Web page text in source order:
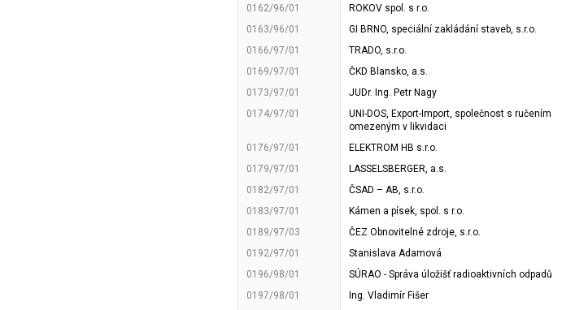
0162/96/01
ROKOV spol. s r.o.
0163/96/01
GI BRNO, speciální zakládání staveb, s.r.o.
0166/97/01
TRADO, s.r.o.
0169/97/01
ČKD Blansko, a.s.
0173/97/01
JUDr. Ing. Petr Nagy
0174/97/01
UNI-DOS, Export-Import, společnost s ručením
omezeným v likvidaci
0176/97/01 ELEKTROM HB s.r.o.
0179/97/01
LASSELSBERGER, a.s.
0182/97/01
ČSAD – AB, s.r.o.
0183/97/01
Kámen a písek, spol. s r.o.
0189/97/03
ČEZ Obnovitelné zdroje, s.r.o.
0192/97/01
Stanislava Adamová
0196/98/01
SÚRAO - Správa úložišť radioaktivních odpadů
0197/98/01
Ing. Vladimír Fišer